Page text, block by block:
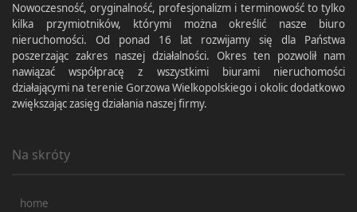
Nowoczesność, oryginalność, profesjonalizm i terminowość to tylko
kilka przymiotników, którymi można określić nasze biuro
nieruchomości. Od ponad 16 lat rozwijamy się dla Państwa
poszerzając zakres naszej działalności. Okres ten pozwolił nam
nawiązać współpracę z wszystkimi biurami nieruchomości
działającymi na terenie Gorzowa Wielkopolskiego i okolic dodatkowo
zwiększając zasięg działania naszej firmy.
Na skróty
home